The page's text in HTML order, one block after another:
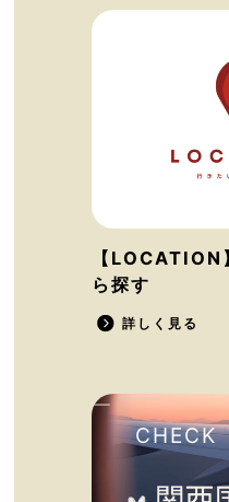
【LOCATION
ら探す
詳しく見る